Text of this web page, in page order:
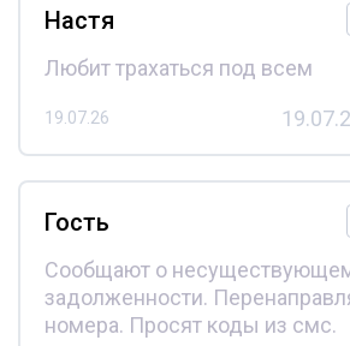
Настя
Любит трахаться под всем
19.07.26
Гость
Сообщают о
задолженности.
номера. Просят коды из смс.